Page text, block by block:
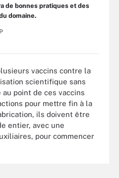
de bonnes pratiques et des
domaine.
vaccins contre la
scientifique sans
point de ces vaccins
pour mettre fin à la
ils doivent être
entier, avec une
pour commencer